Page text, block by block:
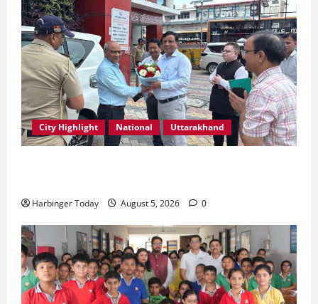
City Highlight National Uttarakhand
Harbinger Today August 5, 2026 0